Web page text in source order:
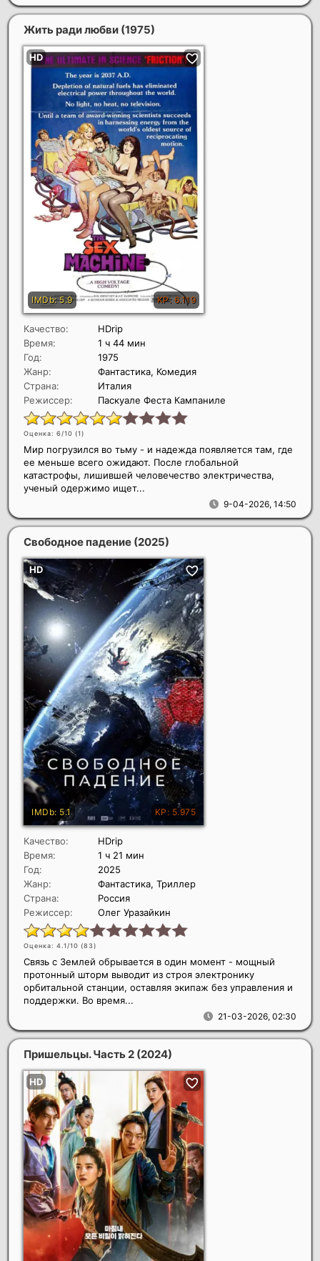
Жить ради любви (1975)
Качество:
HDrip
Время:
1 ч 44 мин
Год:
1975
Жанр:
Фантастика, Комедия
Страна:
Италия
Режиссер:
Паскуале Феста Кампаниле
Оценка: 6/10 (1)
9-04-2026, 14:50
Мир погрузился во тьму - и надежда появляется там, где
ее меньше всего ожидают. После глобальной
катастрофы, лишившей человечество электричества,
ученый одержимо ищет...
Свободное падение (2025)
Качество:
HDrip
Время:
1 ч 21 мин
Год:
2025
Жанр:
Фантастика, Триллер
Страна:
Россия
Режиссер:
Олег Уразайкин
Оценка: 4.1/10 (83)
21-03-2026, 02:30
Связь с Землей обрывается в один момент - мощный
протонный шторм выводит из строя электронику
орбитальной станции, оставляя экипаж без управления и
поддержки. Во время...
Пришельцы. Часть 2 (2024)